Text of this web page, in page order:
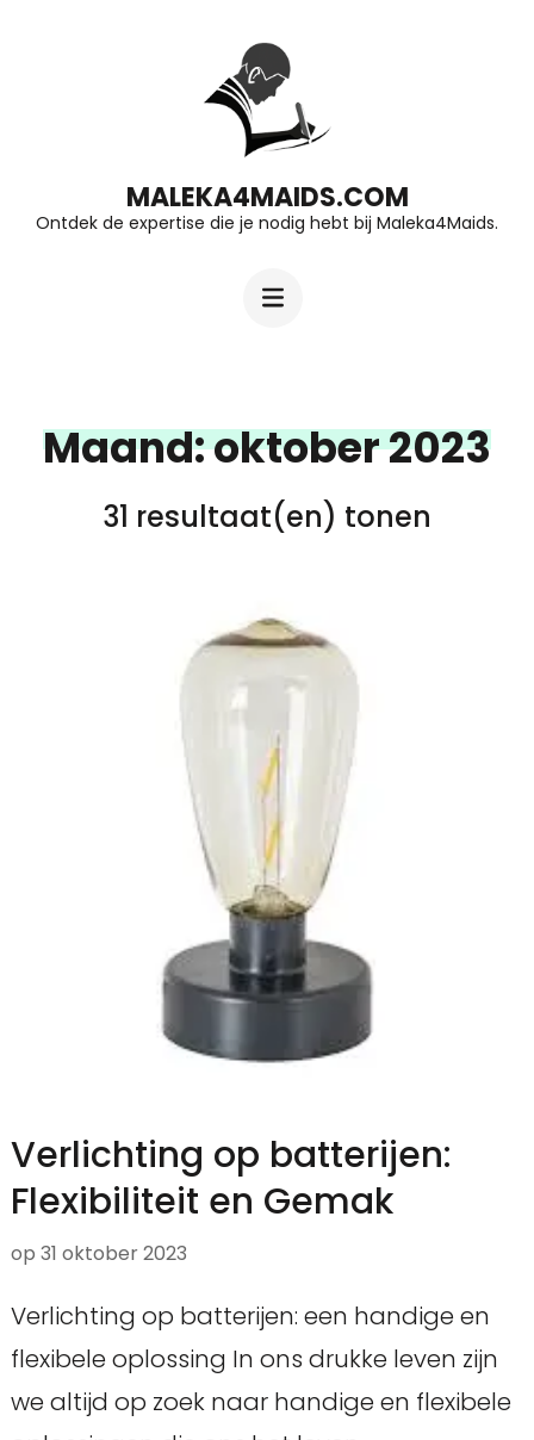
Enter)
MALEKA4MAIDS.COM
Ontdek de expertise die je nodig hebt bij Maleka4Maids.
Maand:oktober 2023
31 resultaat(en) tonen
Verlichting op batterijen:
Flexibiliteit en Gemak
op 31 oktober 2023
Verlichting op batterijen: een handige en
flexibele oplossing In ons drukke leven zijn
we altijd op zoek naar handige en flexibele